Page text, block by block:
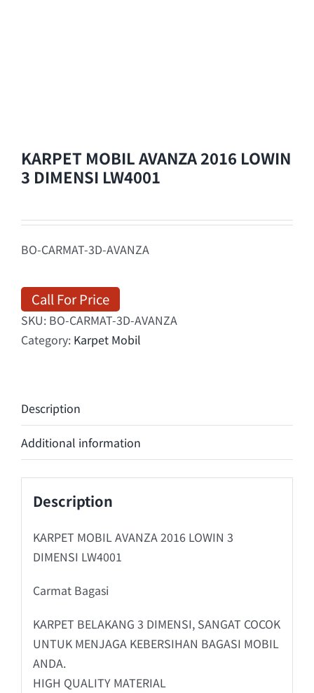
KARPET MOBIL AVANZA 2016 LOWIN
3 DIMENSI LW4001
BO-CARMAT-3D-AVANZA
Call For Price
SKU: BO-CARMAT-3D-AVANZA
Category: Karpet Mobil
Description
Additional information
Description
KARPET MOBIL AVANZA 2016 LOWIN 3
DIMENSI LW4001
Carmat Bagasi
KARPET BELAKANG 3 DIMENSI, SANGAT COCOK
UNTUK MENJAGA KEBERSIHAN BAGASI MOBIL
ANDA.
HIGH QUALITY MATERIAL